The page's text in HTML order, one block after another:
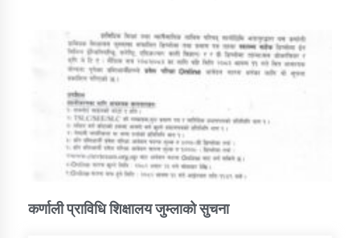
कर्णाली प्राविधि शिक्षालय जुम्लाको सुचना